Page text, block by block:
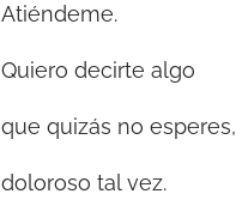
Atiéndeme.
Quiero decirte algo
que quizás no esperes,
doloroso tal vez.